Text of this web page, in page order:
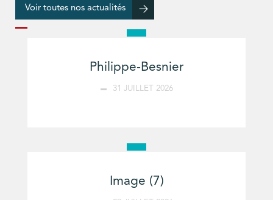
Voir toutes nos actualités
Philippe-Besnier
31 JUILLET 2026
Image (7)